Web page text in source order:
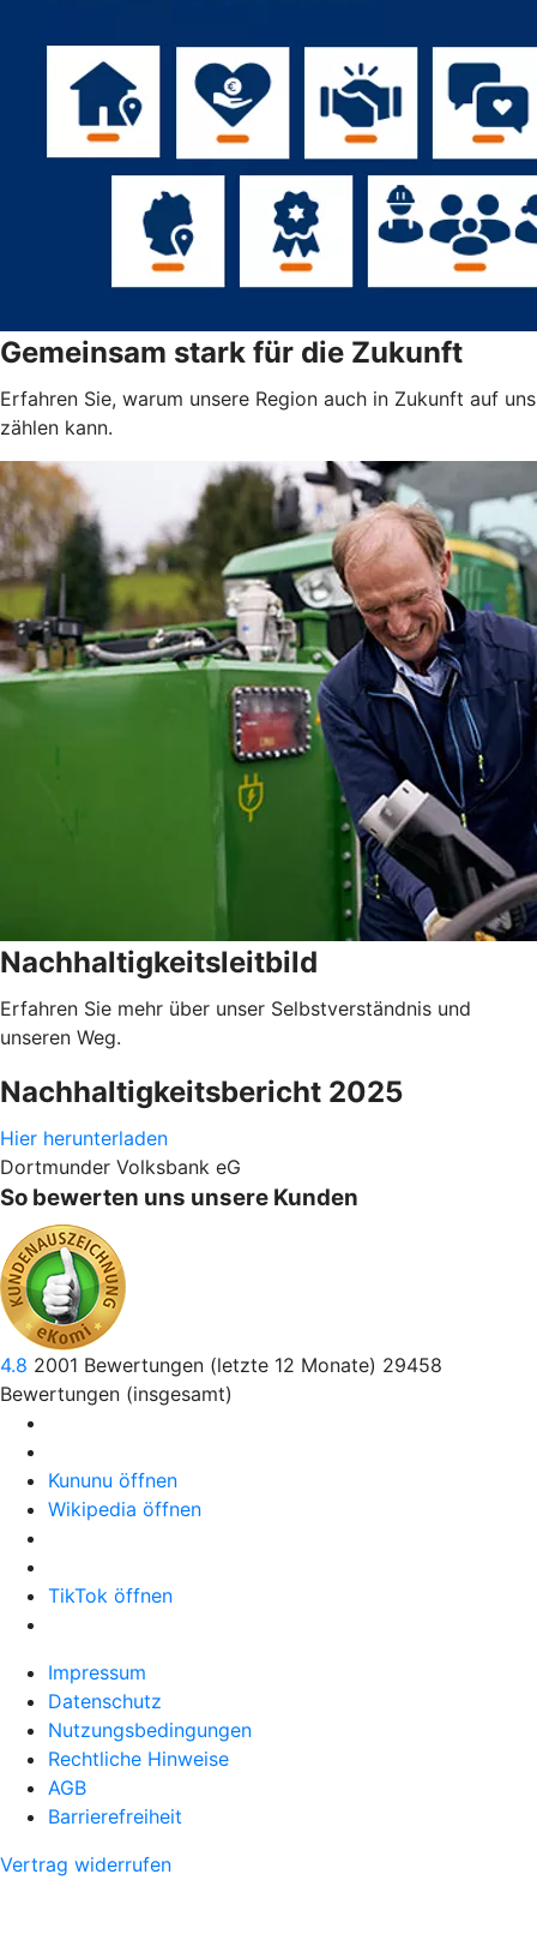
Gemeinsam stark für die Zukunft
Erfahren Sie, warum unsere Region auch in Zukunft auf uns
zählen kann.
Nachhaltigkeitsleitbild
Erfahren Sie mehr über unser Selbstverständnis und
unseren Weg.
Nachhaltigkeitsbericht 2025
Hier herunterladen
Dortmunder Volksbank eG
So bewerten uns unsere Kunden
4.8 2001 Bewertungen (letzte 12 Monate) 29458
Bewertungen (insgesamt)
Kununu öffnen
Wikipedia öffnen
TikTok öffnen
Impressum
Datenschutz
Nutzungsbedingungen
Rechtliche Hinweise
AGB
Barrierefreiheit
Vertrag widerrufen